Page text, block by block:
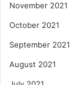
November 2021
October 2021
September 2021
August 2021